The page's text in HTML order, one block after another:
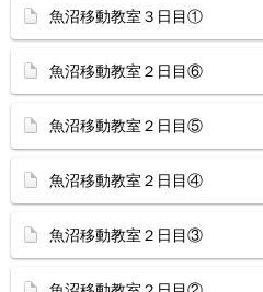
魚沼移動教室３日目①
魚沼移動教室２日目⑥
魚沼移動教室２日目⑤
魚沼移動教室２日目④
魚沼移動教室２日目③